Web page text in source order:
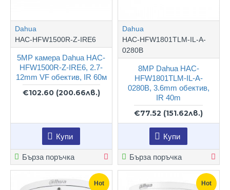
Dahua
HAC-HFW1500R-Z-IRE6
5MP камера Dahua HAC-
HFW1500R-Z-IRE6, 2.7-
12mm VF обектив, IR 60м
€102.60 (200.66лв.)
Купи
Бърза поръчка
Dahua
HAC-HFW1801TLM-IL-A-
0280B
8MP Dahua HAC-
HFW1801TLM-IL-A-
0280B, 3.6mm обектив,
IR 40m
€77.52 (151.62лв.)
Купи
Бърза поръчка
Hot Hot